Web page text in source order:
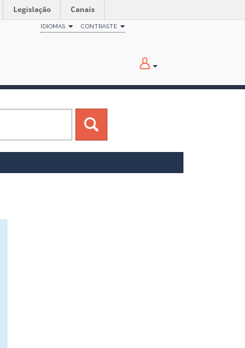
Legislação Canais
IDIOMAS CONTRASTE